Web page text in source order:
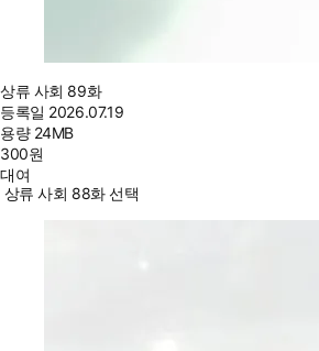
상류 사회 89화
등록일 2026.07.19
용량 24MB
300원
대여
상류 사회 88화 선택